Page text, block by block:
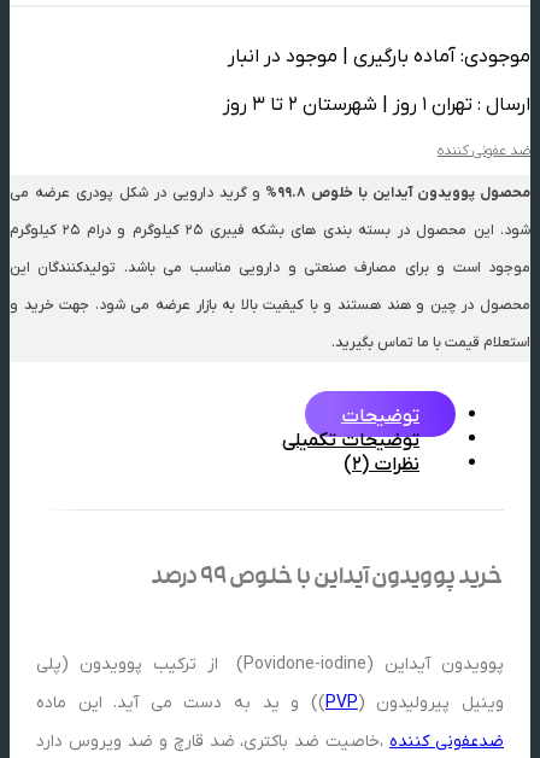
موجودی: آماده بارگیری | موجود در انبار
ارسال : تهران 1 روز | شهرستان 2 تا 3 روز
ضد عفونی کننده
محصول پوویدون آیداین با خلوص 99.8%
و گرید دارویی در شکل پودری عرضه می
شود. این محصول در بسته بندی های بشکه فیبری 25 کیلوگرم و درام 25 کیلوگرم
موجود است و برای مصارف صنعتی و دارویی مناسب می باشد. تولیدکنندگان این
محصول در چین و هند هستند و با کیفیت بالا به بازار عرضه می شود. جهت خرید و
استعلام قیمت با ما تماس بگیرید.
توضیحات
توضیحات تکمیلی
نظرات (2)
خرید پوویدون آیداین با خلوص 99 درصد
پوویدون آیداین (Povidone-iodine) از ترکیب پوویدون (پلی
وینیل پیرولیدون (PVP)) و ید به دست می آید. این ماده
ضدعفونی کننده،خاصیت ضد باکتری، ضد قارچ و ضد ویروس دارد